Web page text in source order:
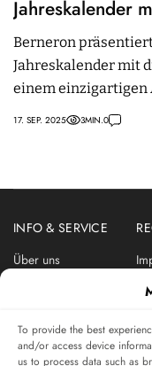
To provide the best
and/or access device
us to process data such as
Jahreskalender
Berneron
Jahreskalender mit
einem einzigartigen
Bedienung und
17. SEP. 2025 3MIN.0
INFO & SERVICE
Über uns
ABONNIEREN SIE